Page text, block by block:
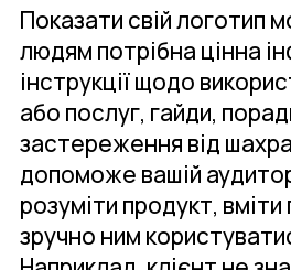
Показати свій логотип
людям потрібна цінна
інструкції щодо
або послуг, гайди,
застереження від
допоможе вашій
розуміти продукт,
зручно ним